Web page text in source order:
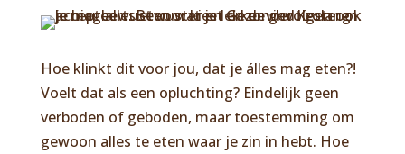
Hoe klinkt dit voor jou, dat je álles mag eten?!
Voelt dat als een opluchting? Eindelijk geen
verboden of geboden, maar toestemming om
gewoon alles te eten waar je zin in hebt. Hoe